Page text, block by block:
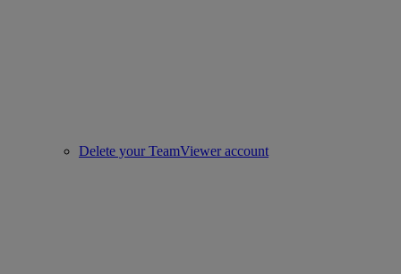
Delete your TeamViewer account